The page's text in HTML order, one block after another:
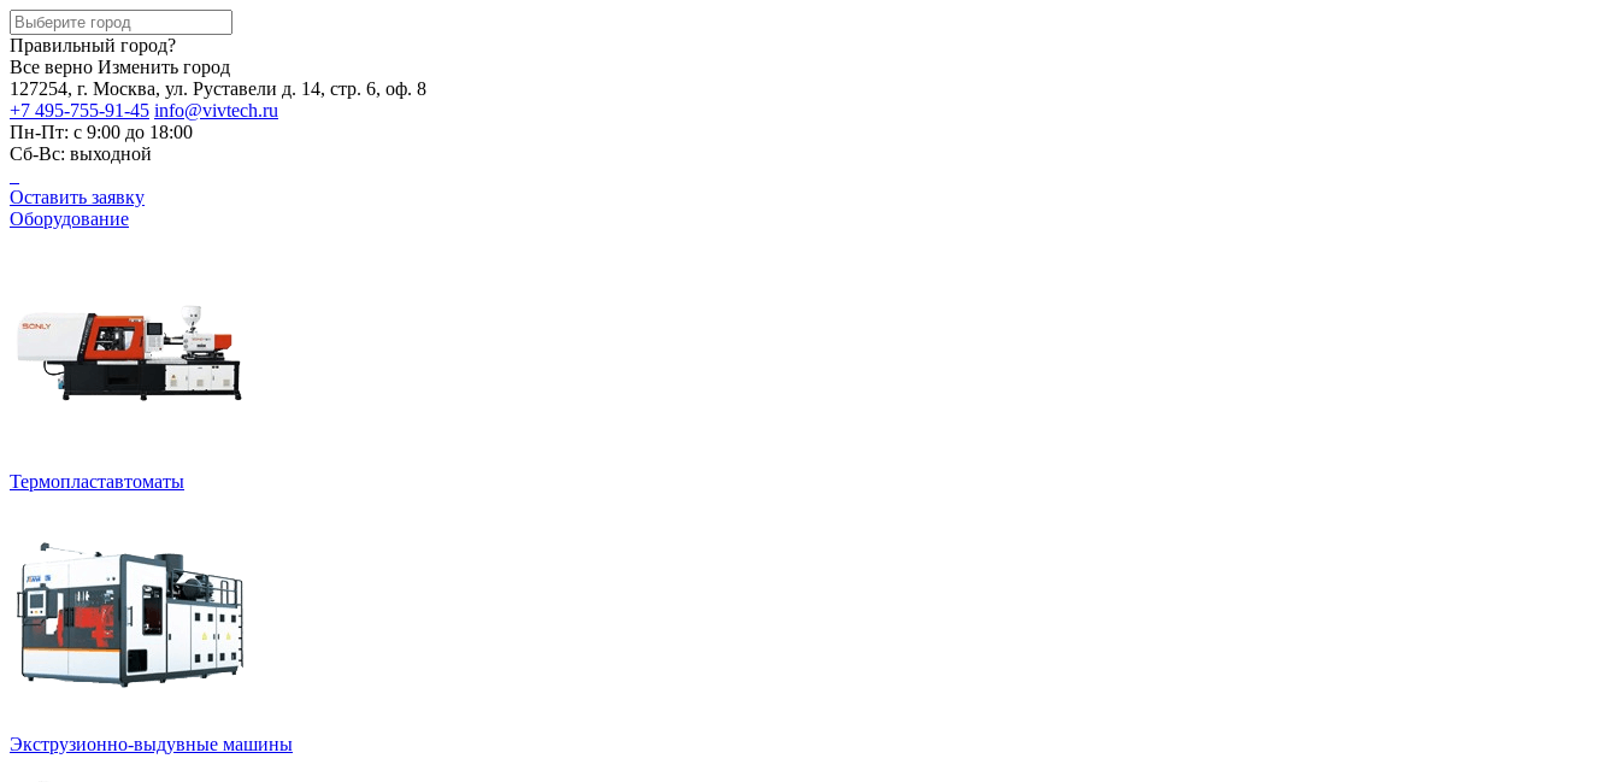
Правильный город?
Все верно Изменить город
127254, г. Москва, ул. Руставели д. 14, стр. 6, оф. 8
+7 495-755-91-45 info@vivtech.ru
Пн-Пт: с 9:00 до 18:00
Сб-Вс: выходной
Оставить заявку
Оборудование
Термопластавтоматы
Экструзионно-выдувные машины